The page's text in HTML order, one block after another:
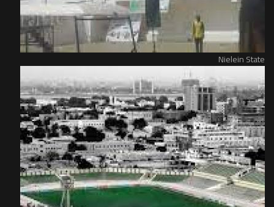
Nielein State